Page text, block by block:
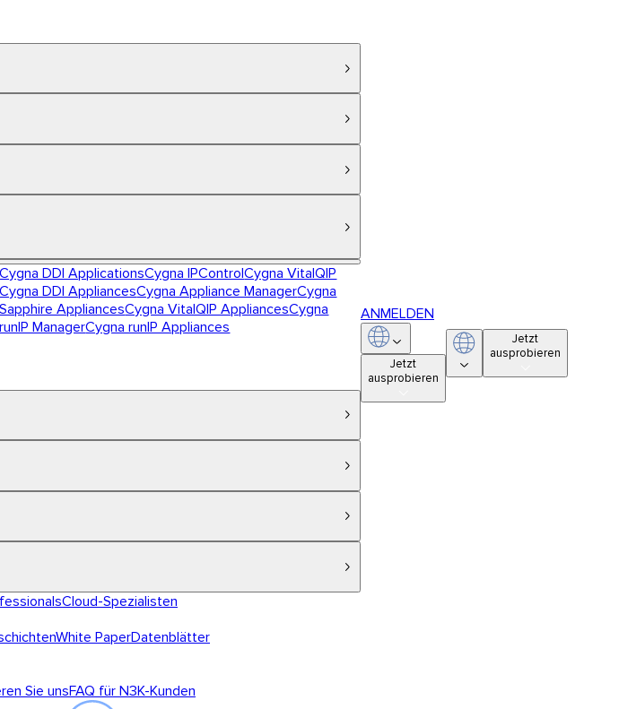
Cygna DDI ApplicationsCygna IPControlCygna VitalQIP
Cygna DDI AppliancesCygna Appliance ManagerCygna
Sapphire AppliancesCygna VitalQIP AppliancesCygna
runIP ManagerCygna runIP Appliances
Cloud-Spezialisten
White PaperDatenblätter
Sie unsFAQ für N3K-Kunden
ANMELDEN
Jetzt
ausprobieren
Jetzt
ausprobieren